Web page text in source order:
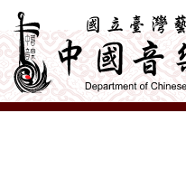
跳到主要內容